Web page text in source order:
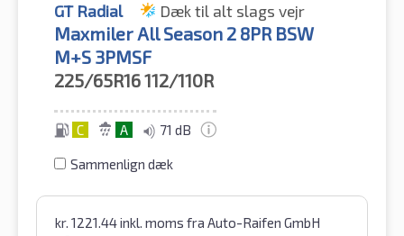
GT Radial Dæk til alt slags vejr
Maxmiler All Season 2 8PR BSW
M+S 3PMSF
225/65R16112/110R
C A 71 dB
Sammenlign dæk
kr. 1221.44inkl. moms fra Auto-Raifen GmbH